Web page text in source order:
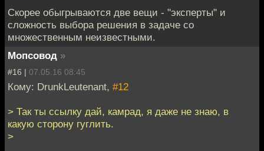
Скорее обыгрываются две вещи - "эксперты" и
сложность выбора решения в задаче со
множественным неизвестными.
Мопсовод »
#16 | 07.05.16 08:45
Кому: DrunkLeutenant, #12
> Так ты ссылку дай, камрад, я даже не знаю, в
какую сторону гуглить.
>